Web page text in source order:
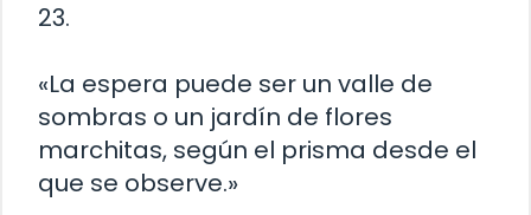
23.
«La espera puede ser un valle de
sombras o un jardín de flores
marchitas, según el prisma desde el
que se observe.»